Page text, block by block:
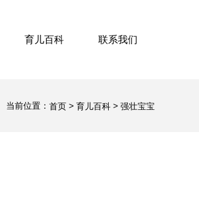
育儿百科 联系我们
当前位置： 首页 > 育儿百科 > 强壮宝宝